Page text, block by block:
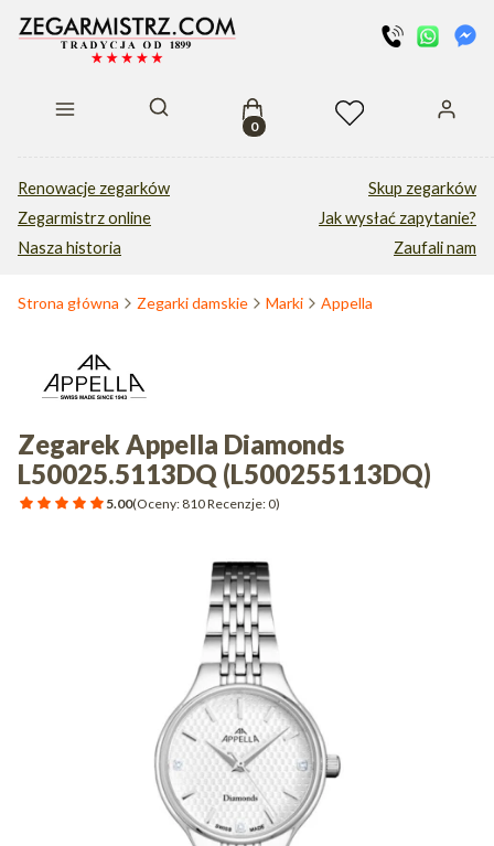
Otwórz wyszukiwarkęProdukty w koszyku: 0. Zobacz
Renowacje zegarków
Zegarmistrz online
Nasza historia
Skup zegarków
Jak wysłać zapytanie?
Zaufali nam
Strona główna Zegarki damskie Marki Appella
Zegarek Appella Diamonds
L50025.5113DQ (L500255113DQ)
5.00(Oceny: 810 Recenzje: 0)